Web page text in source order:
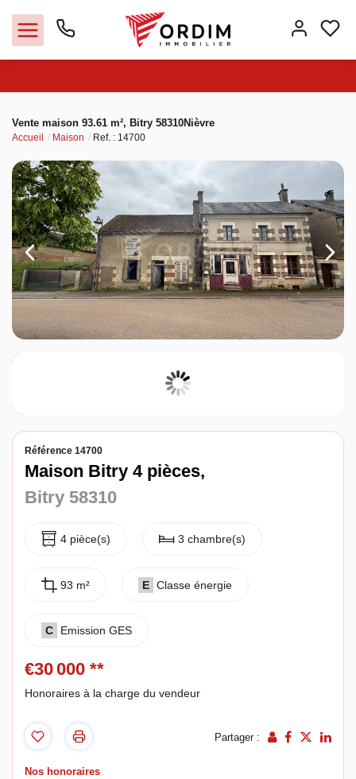
Acheter
Louer
Vendre
Immobilier pro
Faire gérer
Vente maison 93.61 m², Bitry 58310Nièvre
Accueil Maison Ref. : 14700
Référence 14700
Maison Bitry 4 pièces,
Bitry 58310
4 pièce(s) 3 chambre(s)
93 m² E Classe énergie
C Emission GES
€30 000 **
Honoraires à la charge du vendeur
Partager :
Nos honoraires